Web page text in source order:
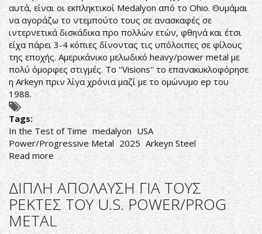
αυτά, είναι οι εκπληκτικοί Medalyon από το Ohio. Θυμάμαι
να αγοράζω το ντεμπούτο τους σε ανασκαφές σε
ιντερνετικά δισκάδικα προ πολλών ετών, φθηνά και έτσι
είχα πάρει 3-4 κόπιες δίνοντας τις υπόλοιπες σε φίλους
της εποχής. Αμερικάνικο μελωδικό heavy/power metal με
πολύ όμορφες στιγμές. Το ''Visions'' το επανακυκλοφόρησε
η Arkeyn πριν λίγα χρόνια μαζί με το ομώνυμο ep του
1988.
Tags:
In the Test of Time medalyon USA
Power/Progressive Metal 2025 Arkeyn Steel
Read more about
Medalyon-
In
the
Test
of
Time
ΔΙΠΛΗ ΑΠΟΛΑΥΣΗ ΓΙΑ ΤΟΥΣ
ΡΕΚΤΕΣ ΤΟΥ U.S. POWER/PROG
METAL